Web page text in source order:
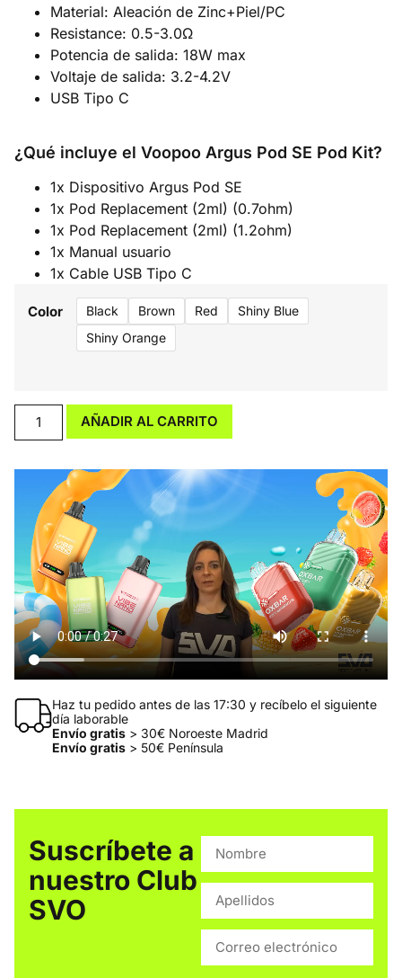
Material: Aleación de Zinc+Piel/PC
Resistance: 0.5-3.0Ω
Potencia de salida: 18W max
Voltaje de salida: 3.2-4.2V
USB Tipo C
¿Qué incluye el Voopoo Argus Pod SE Pod Kit?
1x Dispositivo Argus Pod SE
1x Pod Replacement (2ml) (0.7ohm)
1x Pod Replacement (2ml) (1.2ohm)
1x Manual usuario
1x Cable USB Tipo C
Color Black Brown Red
Shiny Blue
Shiny Orange
AÑADIR AL CARRITO
Haz tu pedido antes de las 17:30 y recíbelo el siguiente
día laborable
Envío gratis> 30€ Noroeste Madrid
Envío gratis> 50€ Península
Suscríbete a
nuestro Club
SVO